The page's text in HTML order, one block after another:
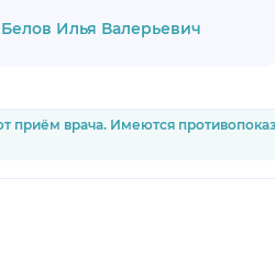
Белов Илья Валерьевич
приём врача. Имеются